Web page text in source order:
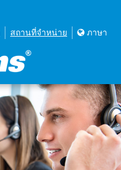
สถานที่จําหน่าย ภาษา